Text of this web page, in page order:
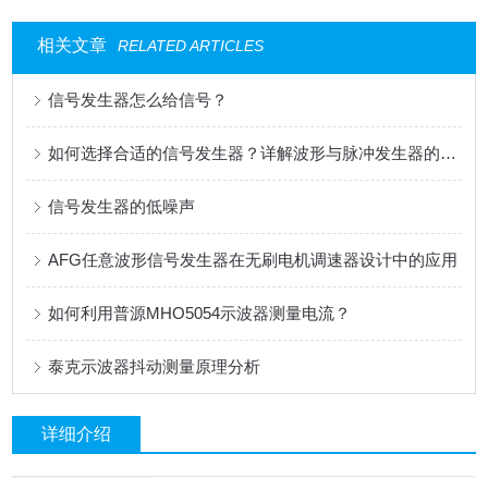
相关文章 RELATED ARTICLES
信号发生器怎么给信号？
如何选择合适的信号发生器？详解波形与脉冲发生器的核心区别
信号发生器的低噪声
AFG任意波形信号发生器在无刷电机调速器设计中的应用
如何利用普源MHO5054示波器测量电流？
泰克示波器抖动测量原理分析
详细介绍